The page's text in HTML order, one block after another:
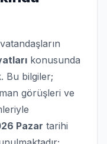
konusunda
Bu bilgiler;
görüşleri ve
Pazar tarihi